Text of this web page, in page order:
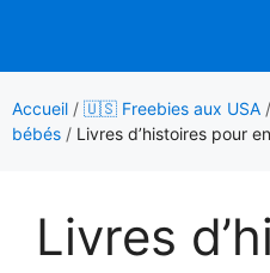
contenu
Accueil / 🇺🇸 Freebies aux USA /
bébés / Livres d’histoires pour
Livres